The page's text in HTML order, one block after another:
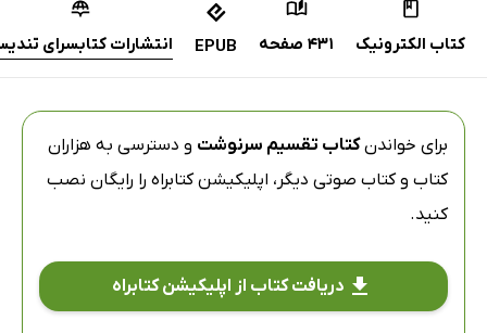
کتاب الکترونیک 431 صفحه EPUB انتشارات کتابسرای
برای خواندنکتاب تقسیم سرنوشت و دسترسی به هزاران
کتاب و کتاب صوتی دیگر، اپلیکیشن کتابراه را رایگان نصب
کنید.
دریافت کتاب از اپلیکیشن کتابراه